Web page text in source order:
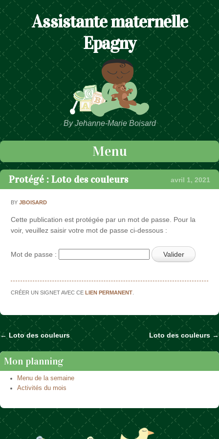
Assistante maternelle
Epagny
By Jehanne-Marie Boisard
Menu
Passer au contenu
Protégé : Loto des couleurs avril 1, 2021
BYJBOISARD
Cette publication est protégée par un mot de passe. Pour la
voir, veuillez saisir votre mot de passe ci-dessous :
Mot de passe :
CRÉER UN SIGNET AVEC CELIEN PERMANENT
Naviguer dans les articles
← Loto des couleurs Loto des couleurs →
Mon planning
Menu de la semaine
Activités du mois